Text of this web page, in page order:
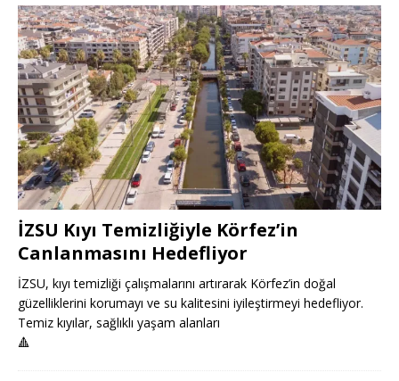
İZSU Kıyı Temizliğiyle Körfez’in
Canlanmasını Hedefliyor
İZSU, kıyı temizliği çalışmalarını artırarak Körfez’in doğal
güzelliklerini korumayı ve su kalitesini iyileştirmeyi hedefliyor.
Temiz kıyılar, sağlıklı yaşam alanları
🔺